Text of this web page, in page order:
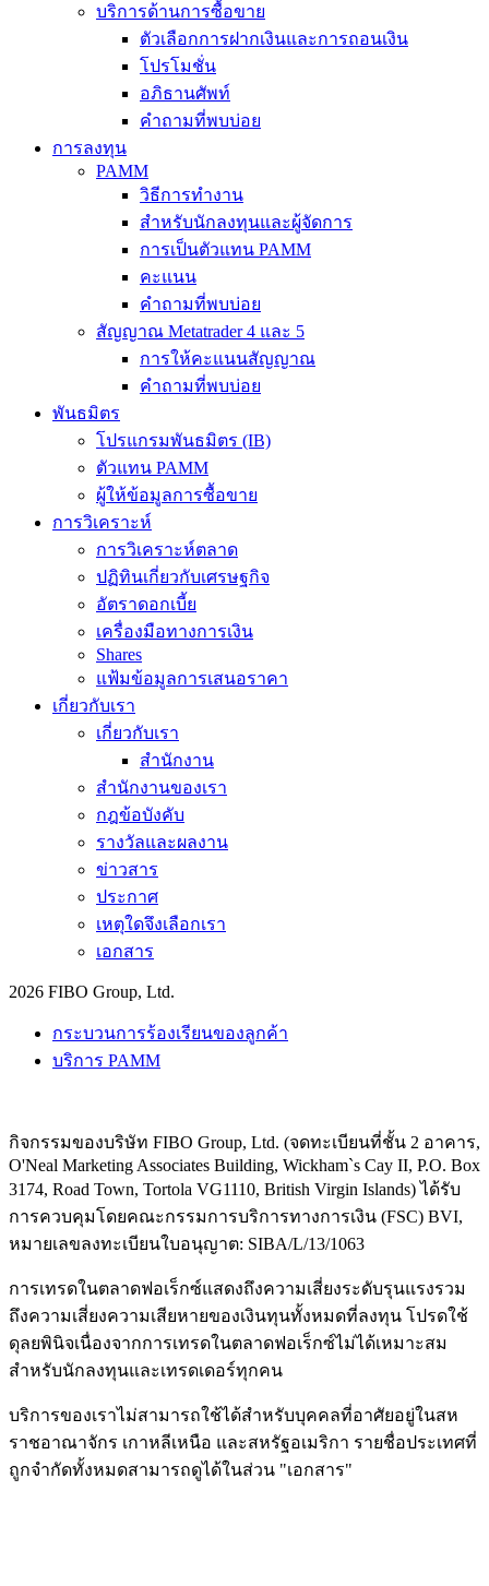
บริการด้านการซื้อขาย
ตัวเลือกการฝากเงินและการถอนเงิน
โปรโมชั่น
อภิธานศัพท์
คำถามที่พบบ่อย
การลงทุน
PAMM
วิธีการทำงาน
สำหรับนักลงทุนและผู้จัดการ
การเป็นตัวแทน PAMM
คะแนน
คำถามที่พบบ่อย
สัญญาณ Metatrader 4 และ 5
การให้คะแนนสัญญาณ
คำถามที่พบบ่อย
พันธมิตร
โปรแกรมพันธมิตร (IB)
ตัวแทน PAMM
ผู้ให้ข้อมูลการซื้อขาย
การวิเคราะห์
การวิเคราะห์ตลาด
ปฏิทินเกี่ยวกับเศรษฐกิจ
อัตราดอกเบี้ย
เครื่องมือทางการเงิน
Shares
แฟ้มข้อมูลการเสนอราคา
เกี่ยวกับเรา
เกี่ยวกับเรา
สำนักงาน
สำนักงานของเรา
กฎข้อบังคับ
รางวัลและผลงาน
ข่าวสาร
ประกาศ
เหตุใดจึงเลือกเรา
เอกสาร
2026 FIBO Group, Ltd.
กระบวนการร้องเรียนของลูกค้า
บริการ PAMM
กิจกรรมของบริษัท FIBO Group, Ltd. (จดทะเบียนที่ชั้น 2 อาคาร,
O'Neal Marketing Associates Building, Wickham`s Cay II, P.O. Box
3174, Road Town, Tortola VG1110, British Virgin Islands) ได้รับ
การควบคุมโดยคณะกรรมการบริการทางการเงิน (FSC) BVI,
หมายเลขลงทะเบียนใบอนุญาต: SIBA/L/13/1063
การเทรดในตลาดฟอเร็กซ์แสดงถึงความเสี่ยงระดับรุนแรงรวม
ถึงความเสี่ยงความเสียหายของเงินทุนทั้งหมดที่ลงทุน โปรดใช้
ดุลยพินิจเนื่องจากการเทรดในตลาดฟอเร็กซ์ไม่ได้เหมาะสม
สำหรับนักลงทุนและเทรดเดอร์ทุกคน
บริการของเราไม่สามารถใช้ได้สำหรับบุคคลที่อาศัยอยู่ในสห
ราชอาณาจักร เกาหลีเหนือ และสหรัฐอเมริกา รายชื่อประเทศที่
ถูกจำกัดทั้งหมดสามารถดูได้ในส่วน "เอกสาร"